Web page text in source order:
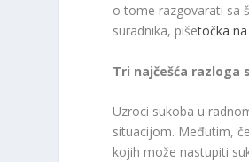
o tome razgovarati sa
suradnika, pišetočka na
Tri najčešća razloga
Uzroci sukoba u
situacijom. Međutim,
kojih može nastupiti